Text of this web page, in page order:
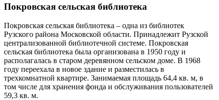
Покровская сельская библиотека
Покровская сельская библиотека – одна из библиотек
Рузского района Московской области. Принадлежит Рузской
централизованной библиотечной системе. Покровская
сельская библиотека была организована в 1950 году и
располагалась в старом деревянном сельском доме. В 1968
году переехала в новое здание и разместилась в
трехкомнатной квартире. Занимаемая площадь 64,4 кв. м, в
том числе для хранения фонда и обслуживания пользователей
59,3 кв. м.